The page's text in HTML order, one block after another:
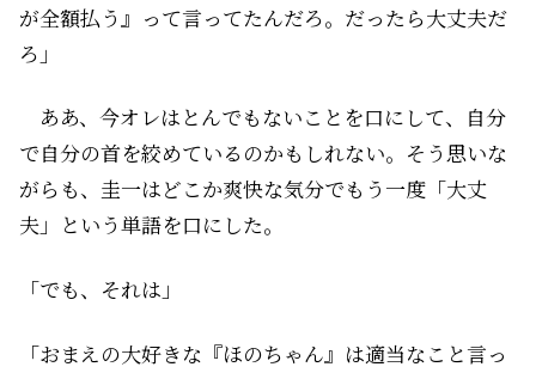
が全額払う』って言ってたんだろ。だったら大丈夫だ
ろ」
ああ、今オレはとんでもないことを口にして、自分
で自分の首を絞めているのかもしれない。そう思いな
がらも、圭一はどこか爽快な気分でもう一度「大丈
夫」という単語を口にした。
「でも、それは」
「おまえの大好きな『ほのちゃん』は適当なこと言っ